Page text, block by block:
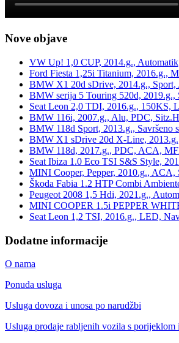
Nove objave
VW Up! 1,0 CUP, 2014.g.,
Ford Fiesta 1,25i Titanium, 2016.g.,
BMW X1 20d sDrive, 2014.g.,
BMW serija 5 Touring 520d, 2019.g.,
Seat Leon 2,0 TDI, 2016.g., 150KS,
BMW 116i, 2007.g., Alu, PDC,
BMW 118d Sport, 2013.g., Savršeno
BMW X1 sDrive 20d X-Line,
BMW 118d, 2017.g., PDC, ACA,
Seat Ibiza 1.0 Eco TSI S&S Style,
MINI Cooper, Pepper, 2010.g., ACA,
Škoda Fabia 1.2 HTP Combi
Peugeot 2008 1,5 Hdi, 2021.g.,
MINI COOPER 1.5i PEPPER
Seat Leon 1,2 TSI, 2016.g., LED,
Dodatne informacije
O nama
Ponuda usluga
Usluga dovoza i unosa po narudžbi
Usluga prodaje rabljenih vozila s porijeklom